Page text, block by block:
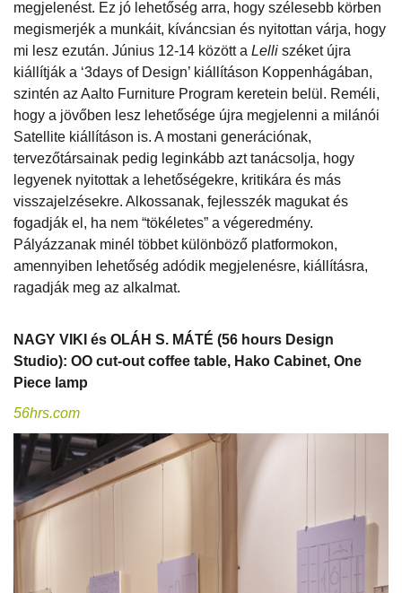
megjelenést. Ez jó lehetőség arra, hogy szélesebb körben
megismerjék a munkáit, kíváncsian és nyitottan várja, hogy
mi lesz ezután. Június 12-14 között a Lelli széket újra
kiállítják a ‘3days of Design’ kiállításon Koppenhágában,
szintén az Aalto Furniture Program keretein belül. Reméli,
hogy a jövőben lesz lehetősége újra megjelenni a milánói
Satellite kiállításon is. A mostani generációnak,
tervezőtársainak pedig leginkább azt tanácsolja, hogy
legyenek nyitottak a lehetőségekre, kritikára és más
visszajelzésekre. Alkossanak, fejlesszék magukat és
fogadják el, ha nem “tökéletes” a végeredmény.
Pályázzanak minél többet különböző platformokon,
amennyiben lehetőség adódik megjelenésre, kiállításra,
ragadják meg az alkalmat.
NAGY VIKI és OLÁH S. MÁTÉ (56 hours Design
Studio): OO cut-out coffee table, Hako Cabinet, One
Piece lamp
56hrs.com